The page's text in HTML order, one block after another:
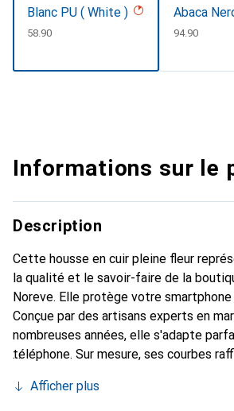
Blanc PU ( White )
CHF
58.90
Abaca
CHF
94.90
Informations sur le
Description
Cette housse en cuir pleine fleur
la qualité et le savoir-faire de la
Noreve. Elle protège votre smartphone
Conçue par des artisans experts en
nombreuses années, elle s'adapte
téléphone. Sur mesure, ses courbes
et indispensable pour votre
Afficher plus